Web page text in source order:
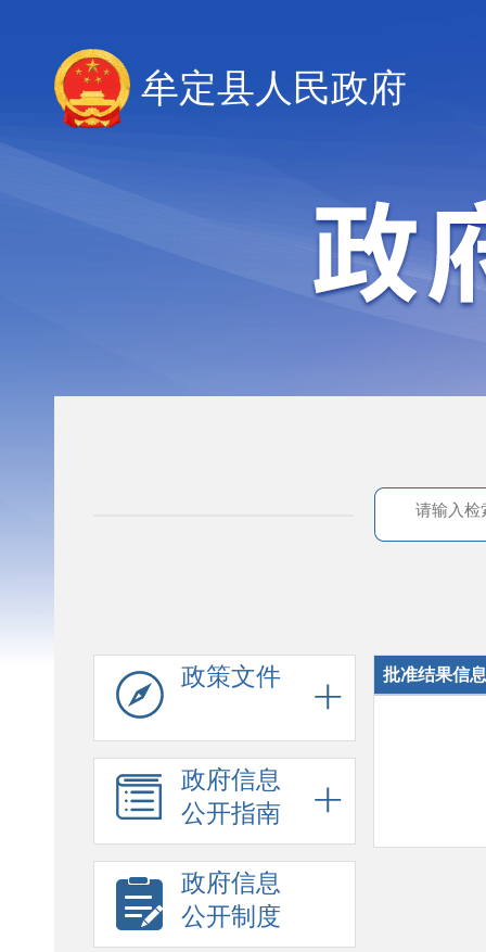
牟定县人民政府
政策文件
政府信息
公开指南
政府信息
公开制度
批准结果信息